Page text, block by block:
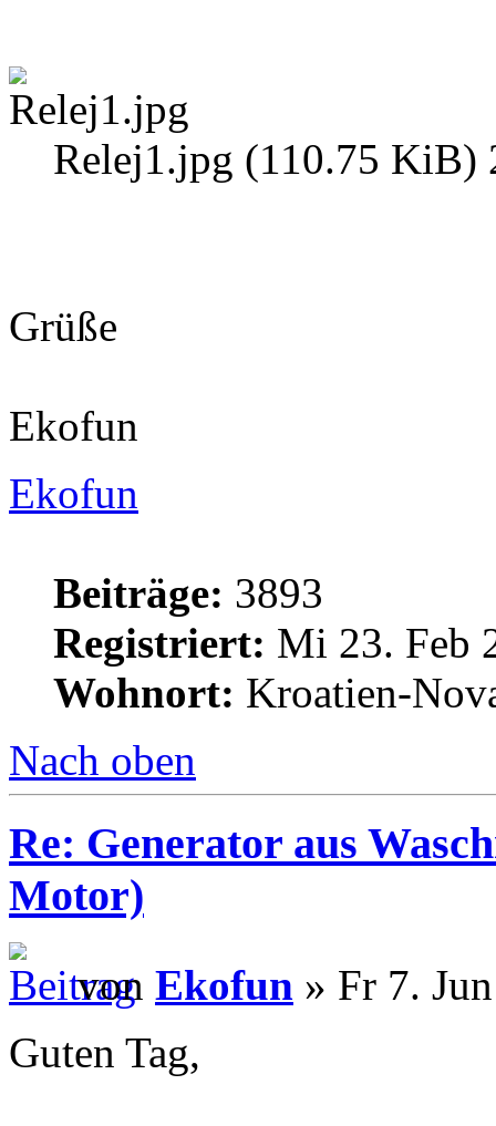
Relej1.jpg (110.75 KiB)
Grüße
Ekofun
Ekofun
Beiträge: 3893
Registriert: Mi 23. Feb
Wohnort: Kroatien-
Nach oben
Re: Generator aus
Motor)
von Ekofun » Fr 7.
Guten Tag,